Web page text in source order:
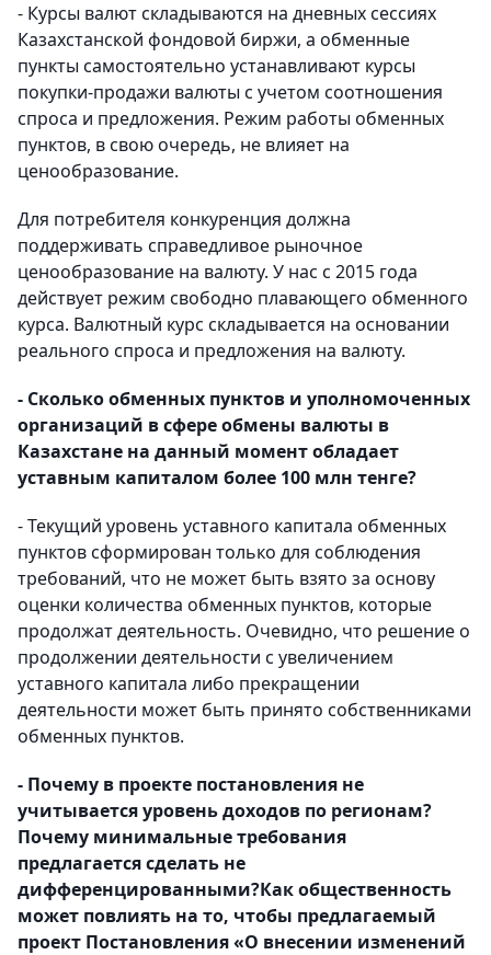
- Курсы валют складываются на дневных сессиях
Казахстанской фондовой биржи, а обменные
пункты самостоятельно устанавливают курсы
покупки-продажи валюты с учетом соотношения
спроса и предложения. Режим работы обменных
пунктов, в свою очередь, не влияет на
ценообразование.
Для потребителя конкуренция должна
поддерживать справедливое рыночное
ценообразование на валюту. У нас с 2015 года
действует режим свободно плавающего обменного
курса. Валютный курс складывается на основании
реального спроса и предложения на валюту.
- Сколько обменных пунктов и уполномоченных
организаций в сфере обмены валюты в
Казахстане на данный момент обладает
уставным капиталом более 100 млн тенге?
- Текущий уровень уставного капитала обменных
пунктов сформирован только для соблюдения
требований, что не может быть взято за основу
оценки количества обменных пунктов, которые
продолжат деятельность. Очевидно, что решение о
продолжении деятельности с увеличением
уставного капитала либо прекращении
деятельности может быть принято собственниками
обменных пунктов.
- Почему в проекте постановления не
учитывается уровень доходов по регионам?
Почему минимальные требования
предлагается сделать не
дифференцированными?Как общественность
может повлиять на то, чтобы предлагаемый
проект Постановления «О внесении изменений